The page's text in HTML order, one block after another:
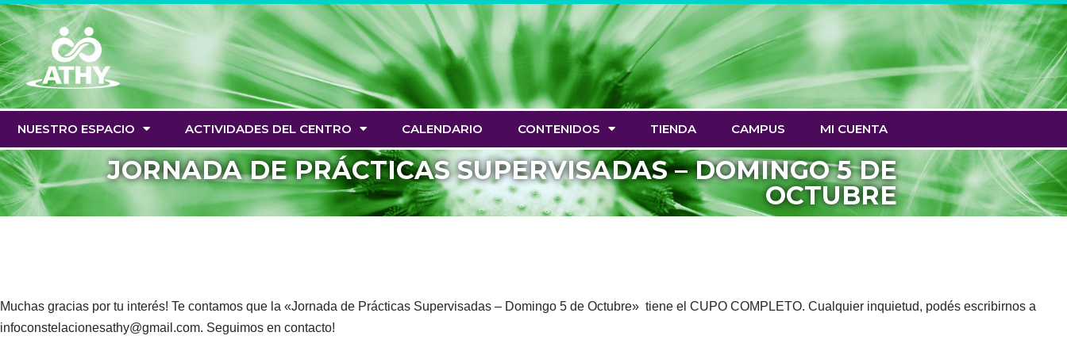
Saltar
al
contenido
NUESTRO ESPACIO ACTIVIDADES DEL CENTRO CALENDARIO CONTENIDOS TIENDA CAMPUS MI CUENTA
JORNADA DE PRÁCTICAS SUPERVISADAS – DOMINGO 5 DE
OCTUBRE
Muchas gracias por tu interés! Te contamos que la «Jornada de Prácticas Supervisadas – Domingo 5 de Octubre» tiene el CUPO COMPLETO. Cualquier inquietud, podés escribirnos a
infoconstelacionesathy@gmail.com. Seguimos en contacto!